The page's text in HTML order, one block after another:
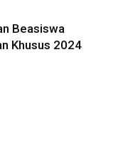
Beasiswa
Khusus 2024